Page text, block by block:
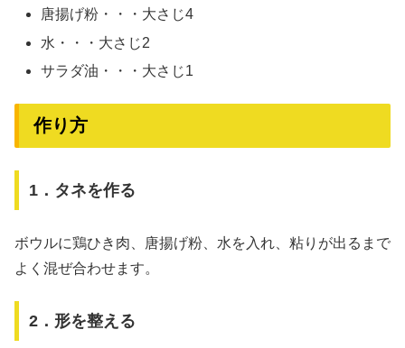
唐揚げ粉・・・大さじ4
水・・・大さじ2
サラダ油・・・大さじ1
作り方
1．タネを作る
ボウルに鶏ひき肉、唐揚げ粉、水を入れ、粘りが出るまで
よく混ぜ合わせます。
2．形を整える